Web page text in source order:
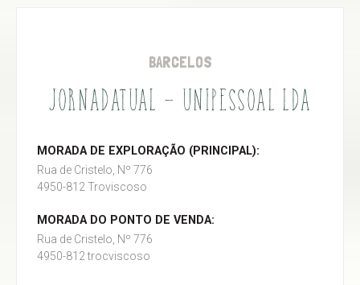
BARCELOS
JORNADATUAL - UNIPESSOAL LDA
MORADA DE EXPLORAÇÃO (PRINCIPAL):
Rua de Cristelo, Nº 776
4950-812 Troviscoso
MORADA DO PONTO DE VENDA:
Rua de Cristelo, Nº 776
4950-812 trocviscoso